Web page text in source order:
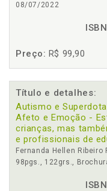
08/07/2022
Preço: R$ 99,90
Título e detalhes:
Autismo e
Afeto e Emoção -
crianças, mas
e profissionais de
Fernanda Hellen Ribeiro
98pgs., 122grs.,